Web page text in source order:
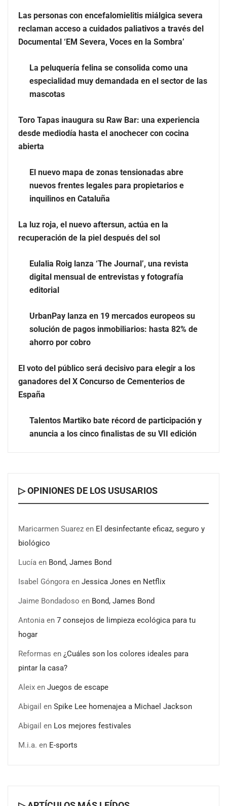
La peluquería felina se consolida como una
especialidad muy demandada en el sector de las
mascotas
desde mediodía hasta el anochecer con cocina abierta
El nuevo mapa de zonas tensionadas abre nuevos
frentes legales para propietarios e inquilinos en
La luz roja, el nuevo aftersun, actúa en la recuperación
de la piel después del sol
Las personas con encefalomielitis miálgica severa
reclaman acceso a cuidados paliativos a través del
Documental ‘EM Severa, Voces en la Sombra’
La peluquería felina se consolida como una
especialidad muy demandada en el sector de las
mascotas
Toro Tapas inaugura su Raw Bar: una experiencia
desde mediodía hasta el anochecer con cocina
abierta
El nuevo mapa de zonas tensionadas abre
nuevos frentes legales para propietarios e
inquilinos en Cataluña
La luz roja, el nuevo aftersun, actúa en la
recuperación de la piel después del sol
Eulalia Roig lanza ‘The Journal’, una revista
digital mensual de entrevistas y fotografía
editorial
UrbanPay lanza en 19 mercados europeos su
solución de pagos inmobiliarios: hasta 82% de
ahorro por cobro
El voto del público será decisivo para elegir a los
ganadores del X Concurso de Cementerios de
España
Talentos Martiko bate récord de participación y
anuncia a los cinco finalistas de su VII edición
▷ OPINIONES DE LOS USUSARIOS
Maricarmen Suarez en El desinfectante eficaz, seguro y
biológico
Lucía en Bond, James Bond
Isabel Góngora en Jessica Jones en Netflix
Jaime Bondadoso en Bond, James Bond
Antonia en 7 consejos de limpieza ecológica para tu
hogar
Reformas en ¿Cuáles son los colores ideales para
pintar la casa?
Aleix en Juegos de escape
Abigail en Spike Lee homenajea a Michael Jackson
Abigail en Los mejores festivales
M.i.a. en E-sports